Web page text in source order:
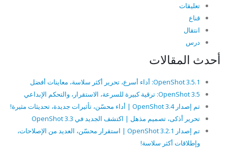
تعليقات
قناع
انتقال
درس
أحدث المقالات
OpenShot 3.5.1: أداء أسرع، تحرير أكثر سلاسة، معاينات أفضل
OpenShot 3.5: ترقية كبيرة للسرعة، الاستقرار، والتحكم الإبداعي
تم إصدار OpenShot 3.4 | أداء محسّن، تأثيرات جديدة، تحديثات مثيرة!
تحرير أذكى، تصميم مذهل | اكتشف الجديد في OpenShot 3.3
تم إصدار OpenShot 3.2.1 | استقرار محسّن، العديد من الإصلاحات،
وإطلاقات أكثر سلاسة!